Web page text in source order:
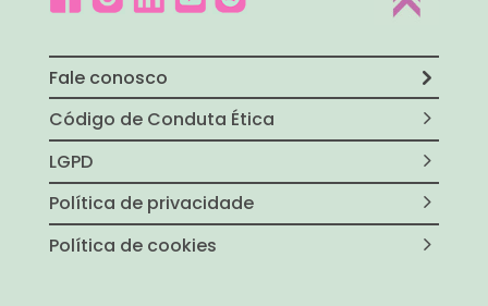
Fale conosco
Código de Conduta Ética
LGPD
Política de privacidade
Política de cookies